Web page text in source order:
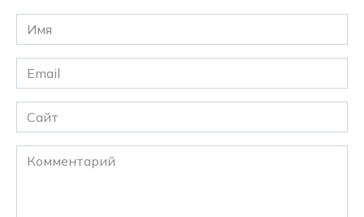
Имя
*
Email
*
Сайт
Комментарий